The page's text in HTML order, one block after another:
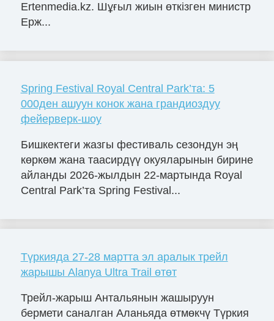
Ertenmedia.kz. Шұғыл жиын өткізген министр
Ерж...
Spring Festival Royal Central Park’та: 5
000ден ашуун конок жана грандиоздуу
фейерверк-шоу
Бишкектеги жазгы фестиваль сезондун эң
көркөм жана таасирдүү окуяларынын бирине
айланды 2026-жылдын 22-мартында Royal
Central Park’та Spring Festival...
Түркияда 27-28 мартта эл аралык трейл
жарышы Alanya Ultra Trail өтөт
Трейл-жарыш Антальянын жашыруун
бермети саналган Аланьяда өтмөкчү Түркия